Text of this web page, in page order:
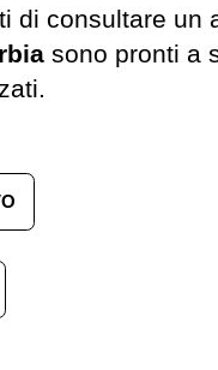
di consultare un
sono pronti a